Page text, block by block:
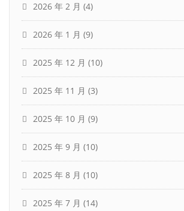
2026 年 2 月 (4)
2026 年 1 月 (9)
2025 年 12 月 (10)
2025 年 11 月 (3)
2025 年 10 月 (9)
2025 年 9 月 (10)
2025 年 8 月 (10)
2025 年 7 月 (14)